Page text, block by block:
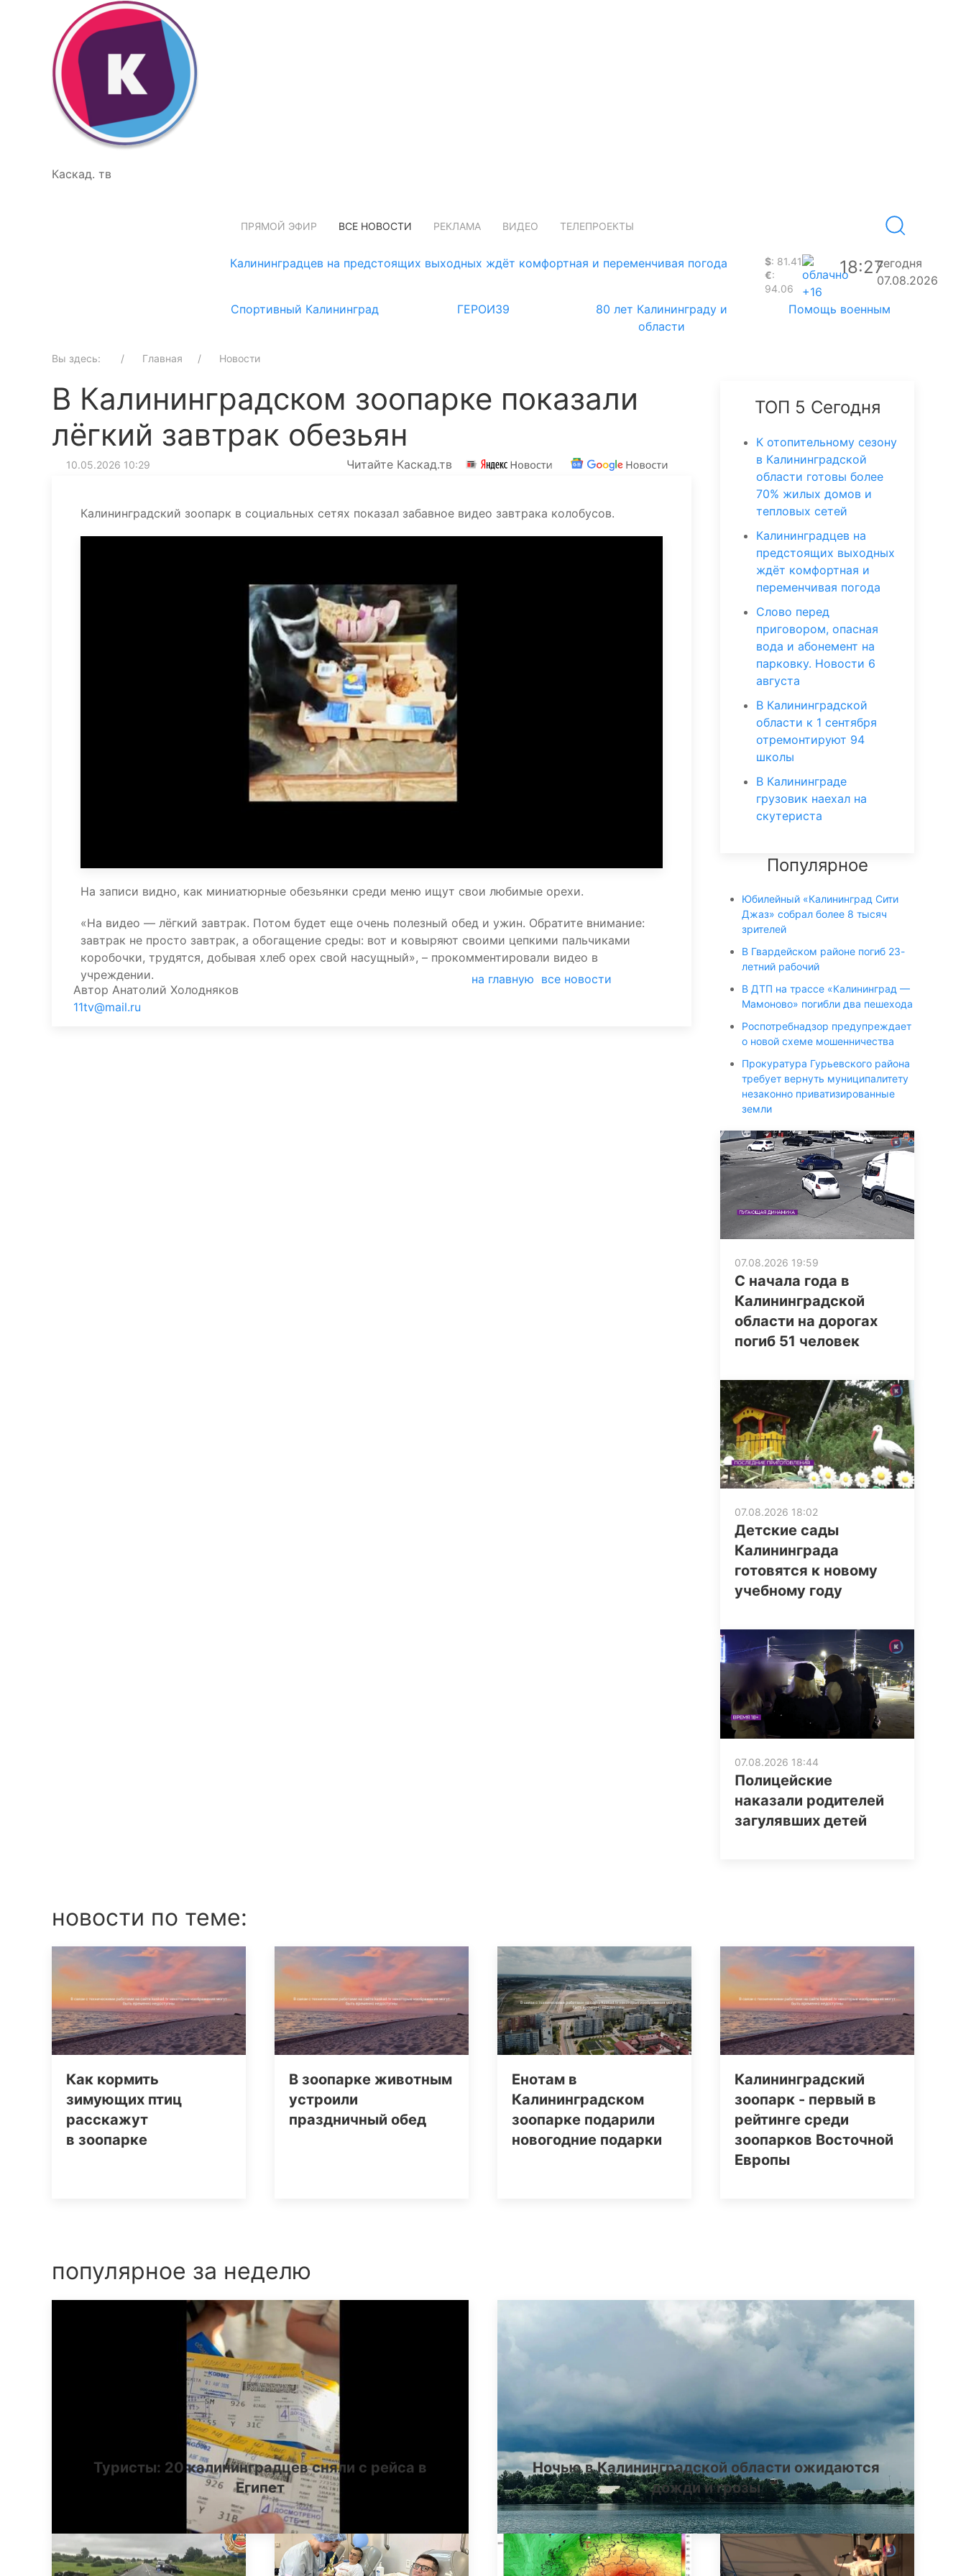
Каскад. тв
ПРЯМОЙ ЭФИР ВСЕ НОВОСТИ РЕКЛАМА ВИДЕО ТЕЛЕПРОЕКТЫ
Калининградцев на предстоящих выходных ждёт комфортная и переменчивая погода $: 81.41
€:
94.06
+16
18:27сегодня
07.08.2026
Спортивный Калининград
ГЕРОИ39
80 лет Калининграду и
области
Помощь военным
Вы здесь: Главная Новости
В Калининградском зоопарке показали
лёгкий завтрак обезьян
10.05.2026 10:29 Читайте Каскад.тв
Калининградский зоопарк в социальных сетях показал забавное видео завтрака колобусов.
На записи видно, как миниатюрные обезьянки среди меню ищут свои любимые орехи.
«На видео — лёгкий завтрак. Потом будет еще очень полезный обед и ужин. Обратите внимание:
завтрак не просто завтрак, а обогащение среды: вот и ковыряют своими цепкими пальчиками
коробочки, трудятся, добывая хлеб орех свой насущный», – прокомментировали видео в
учреждении.
Автор Анатолий Холодняков
11tv@mail.ru
на главную все новости
ТОП 5 Сегодня
К отопительному сезону
в Калининградской
области готовы более
70% жилых домов и
тепловых сетей
Калининградцев на
предстоящих выходных
ждёт комфортная и
переменчивая погода
Слово перед
приговором, опасная
вода и абонемент на
парковку. Новости 6
августа
В Калининградской
области к 1 сентября
отремонтируют 94
школы
В Калининграде
грузовик наехал на
скутериста
Популярное
Юбилейный «Калининград Сити
Джаз» собрал более 8 тысяч
зрителей
В Гвардейском районе погиб 23-
летний рабочий
В ДТП на трассе «Калининград —
Мамоново» погибли два пешехода
Роспотребнадзор предупреждает
о новой схеме мошенничества
Прокуратура Гурьевского района
требует вернуть муниципалитету
незаконно приватизированные
земли
07.08.2026 19:59
С начала года в
Калининградской
области на дорогах
погиб 51 человек
07.08.2026 18:02
Детские сады
Калининграда
готовятся к новому
учебному году
07.08.2026 18:44
Полицейские
наказали родителей
загулявших детей
новости по теме:
Как кормить
зимующих птиц
расскажут
в зоопарке
В зоопарке животным
устроили
праздничный обед
Енотам в
Калининградском
зоопарке подарили
новогодние подарки
Калининградский
зоопарк - первый в
рейтинге среди
зоопарков Восточной
Европы
популярное за неделю
Туристы: 20 калининградцев сняли с рейса в
Египет
Ночью в Калининградской области ожидаются
дожди и грозы